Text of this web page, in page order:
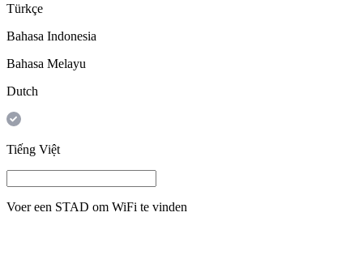
Türkçe
Bahasa Indonesia
Bahasa Melayu
Dutch
Tiếng Việt
Voer een STAD om WiFi te vinden